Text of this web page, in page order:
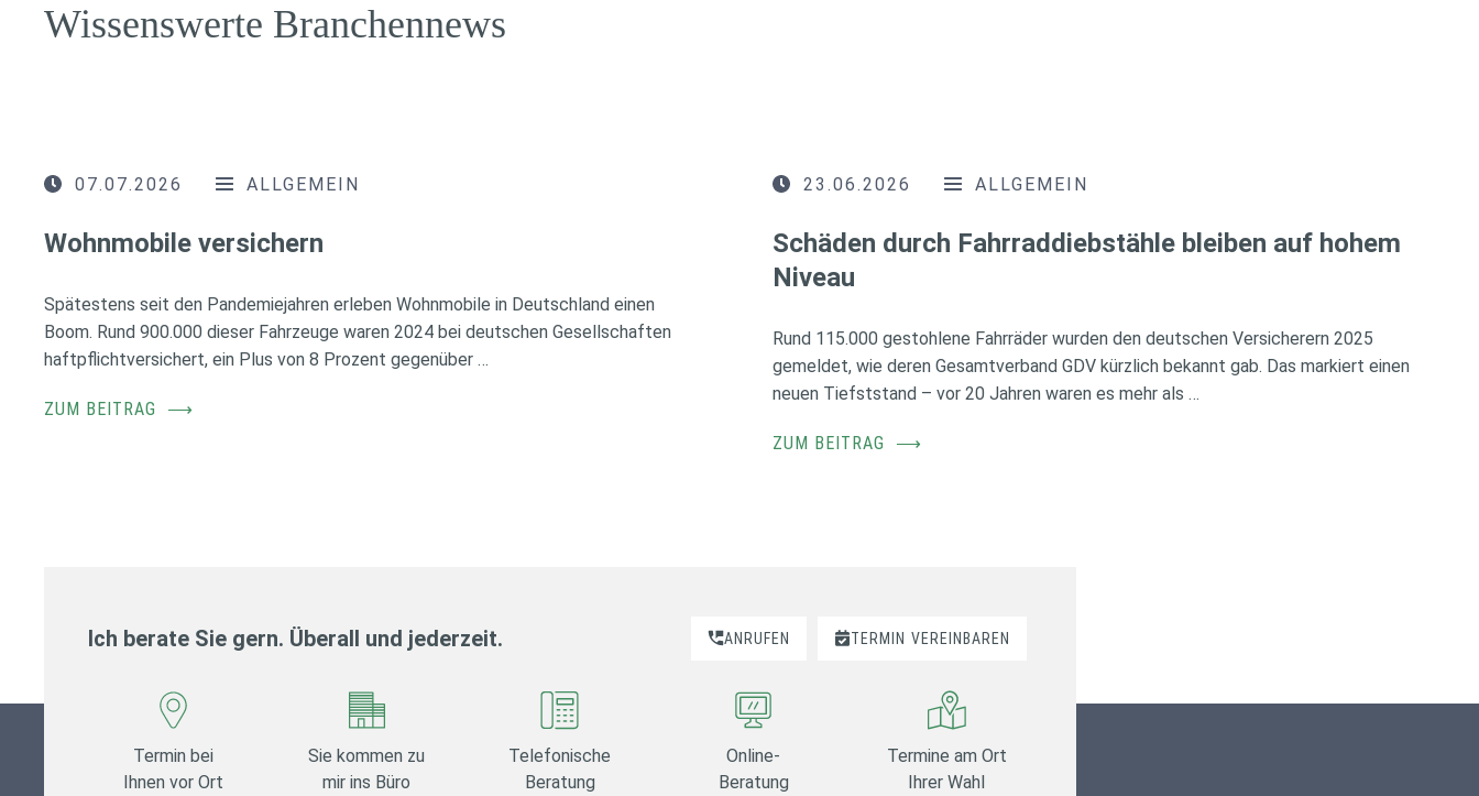
Wissenswerte Branchennews
07.07.2026 ALLGEMEIN
Wohnmobile versichern
Spätestens seit den Pandemiejahren erleben Wohnmobile in Deutschland einen
Boom. Rund 900.000 dieser Fahrzeuge waren 2024 bei deutschen Gesellschaften
haftpflichtversichert, ein Plus von 8 Prozent gegenüber …
ZUM BEITRAG ⟶
23.06.2026 ALLGEMEIN
Schäden durch Fahrraddiebstähle bleiben auf hohem
Niveau
Rund 115.000 gestohlene Fahrräder wurden den deutschen Versicherern 2025
gemeldet, wie deren Gesamtverband GDV kürzlich bekannt gab. Das markiert einen
neuen Tiefststand – vor 20 Jahren waren es mehr als …
ZUM BEITRAG ⟶
Ich berate Sie gern. Überall und jederzeit. ANRUFEN TERMIN VEREINBAREN
Termin bei
Ihnen vor Ort
Sie kommen zu
mir ins Büro
Telefonische
Beratung
Online-
Beratung
Termine am Ort
Ihrer Wahl